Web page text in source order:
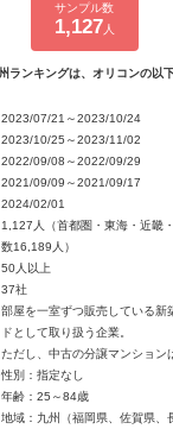
サンプル数
1,127 人
ランキングは、オリコンの以
2023/07/21～2023/10/24
2023/10/25～2023/11/02
2022/09/08～2022/09/29
2021/09/09～2021/09/17
2024/02/01
1,127人（首都圏・東海・近畿
数16,189人）
50人以上
37社
部屋を一室ずつ販売している新
ドとして取り扱う企業。
ただし、中古の分譲マンション
性別：指定なし
年齢：25～84歳
地域：九州（福岡県、佐賀県、